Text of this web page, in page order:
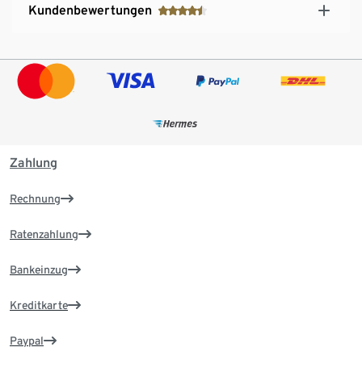
Kundenbewertungen
Zahlung
Rechnung
Ratenzahlung
Bankeinzug
Kreditkarte
Paypal